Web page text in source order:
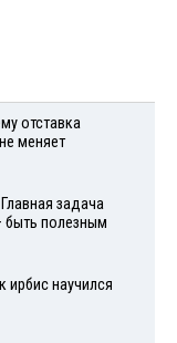
отставка
меняет
задача
быть полезным
ирбис научился